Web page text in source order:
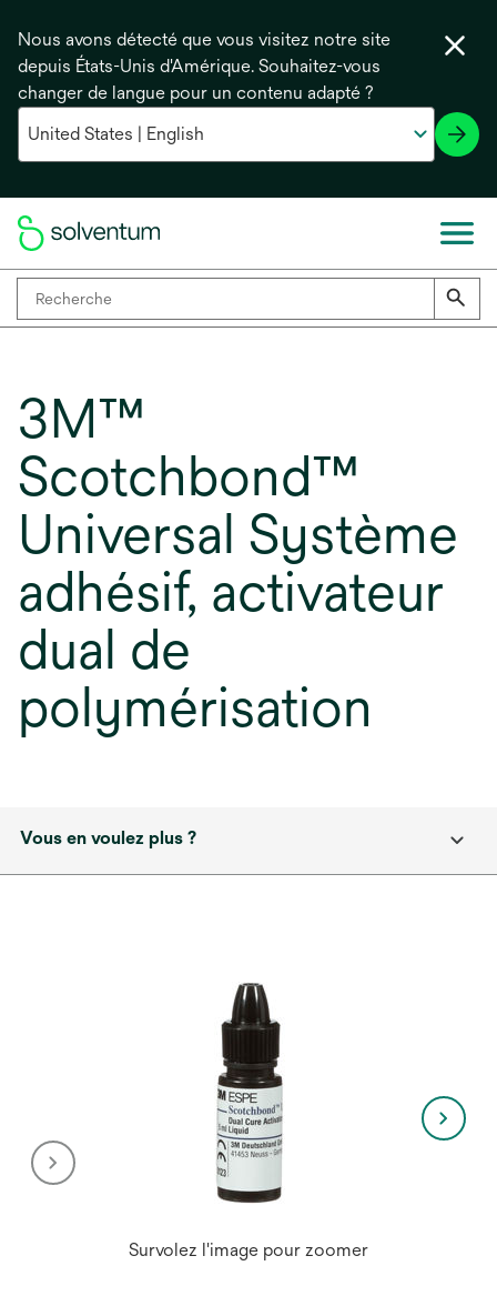
Nous avons détecté que vous visitez notre site
depuis États-Unis d'Amérique. Souhaitez-vous
changer de langue pour un contenu adapté ?
3M™
Scotchbond™
Universal Système
adhésif, activateur
dual de
polymérisation
Vous en voulez plus ?
Survolez l'image pour zoomer